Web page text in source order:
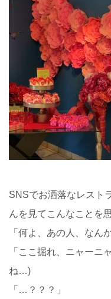
SNSでお洒落なレスト
んを見てこんなことを
「何よ、あの人、なん
「ここ掘れ、ニャーニ
ね…)
「…？？？」